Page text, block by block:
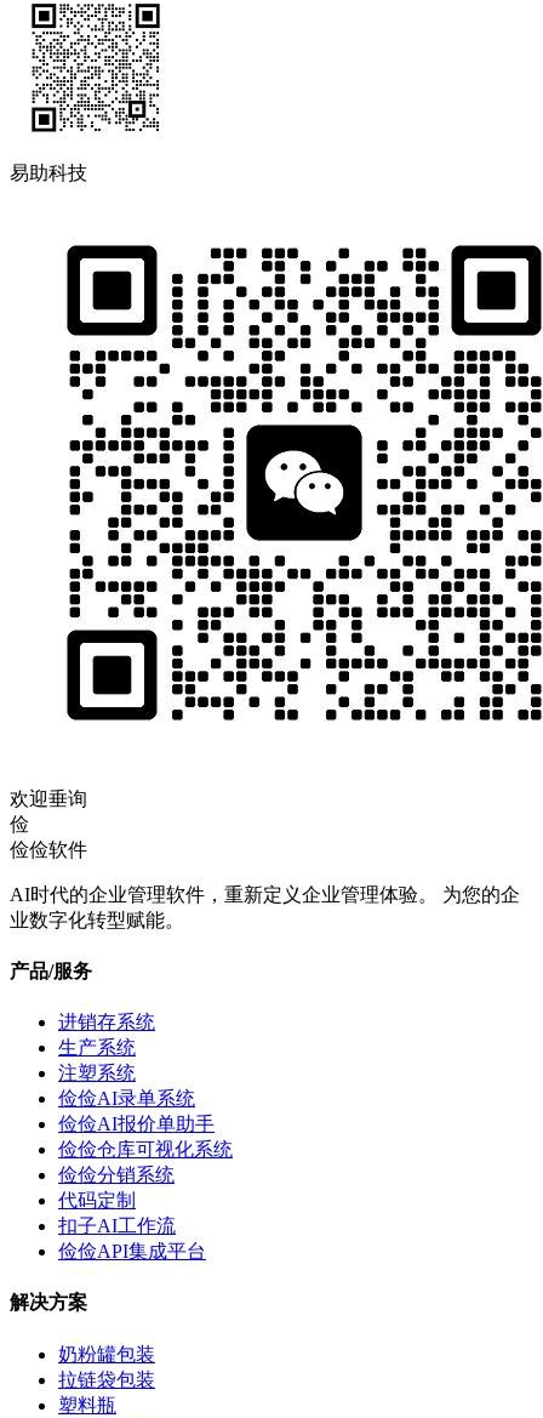
易助科技
欢迎垂询
俭
俭俭软件
AI时代的企业管理软件，重新定义企业管理体验。 为您的企
业数字化转型赋能。
产品/服务
进销存系统
生产系统
注塑系统
俭俭AI录单系统
俭俭AI报价单助手
俭俭仓库可视化系统
俭俭分销系统
代码定制
扣子AI工作流
俭俭API集成平台
解决方案
奶粉罐包装
拉链袋包装
塑料瓶